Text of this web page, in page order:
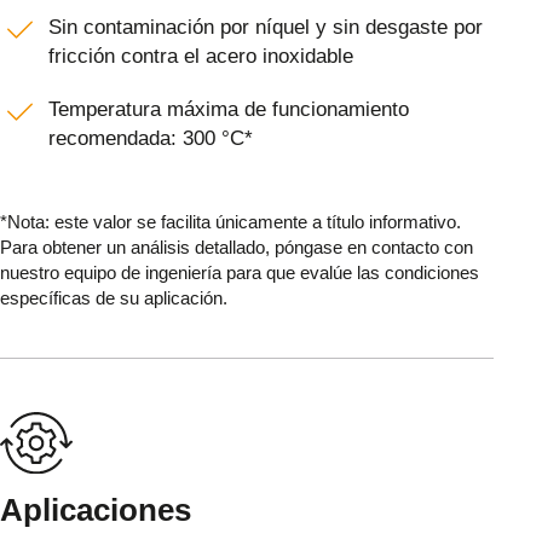
Sin contaminación por níquel y sin desgaste por
fricción contra el acero inoxidable
Temperatura máxima de funcionamiento
recomendada: 300 °C*
*Nota: este valor se facilita únicamente a título informativo.
Para obtener un análisis detallado, póngase en contacto con
nuestro equipo de ingeniería para que evalúe las condiciones
específicas de su aplicación.
Aplicaciones